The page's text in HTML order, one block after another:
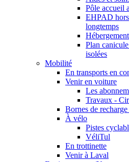
Pôle accueil
EHPAD hors
longtemps
Plan
isolées
Mobilité
En transports en
Venir en voiture
Les
Travaux -
Bornes de
À vélo
Pistes
VéliTul
En trottinette
Venir à Laval